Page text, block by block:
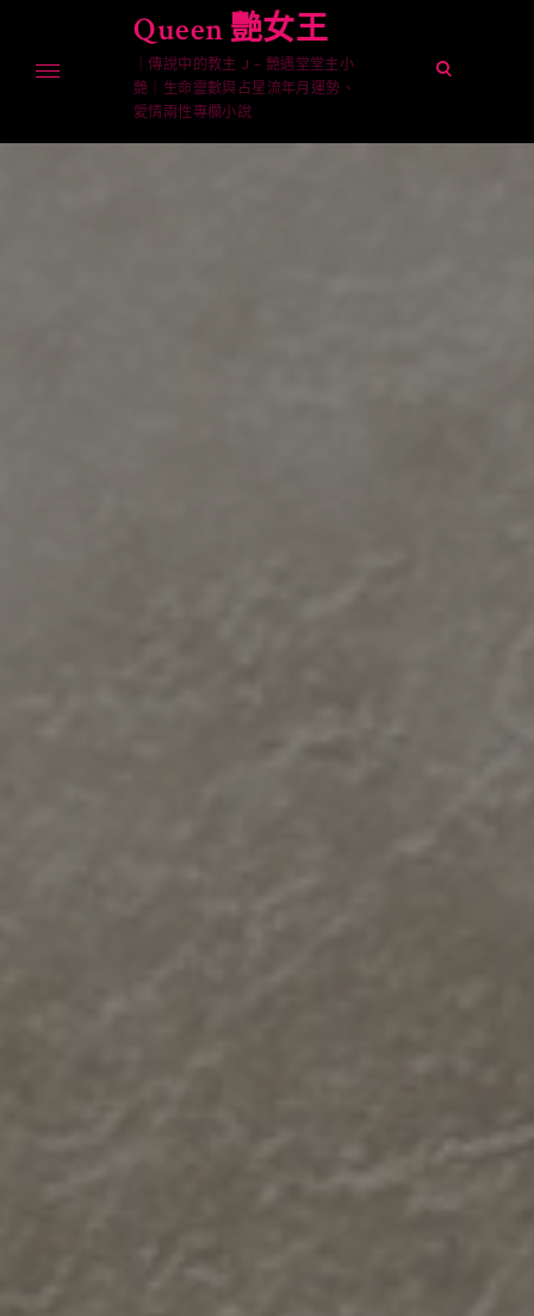
content
Queen 艷女王
｜傳說中的教主 J – 艷遇堂堂主小
艷｜生命靈數與占星流年月運勢、
愛情兩性專欄小說
open